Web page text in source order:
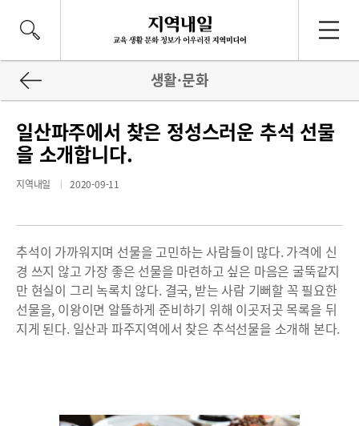
생활·문화
일산파주에서 찾은 정성스러운 추석 선물
을 소개합니다.
지역내일 2020-09-11
추석이 가까워지며 선물을 고민하는 사람들이 많다. 가격에 신
경 쓰지 않고 가장 좋은 선물을 마련하고 싶은 마음은 굴뚝같지
만 현실이 그리 녹록치 않다. 결국, 받는 사람 기뻐할 꼭 필요한
선물을, 이왕이면 알뜰하게 준비하기 위해 이곳저곳 목록을 뒤
지게 된다. 일산과 파주지역에서 찾은 추석선물을 소개해 본다.